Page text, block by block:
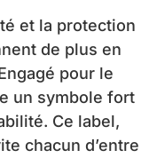
et la protection
de plus en
pour le
un symbole fort
Ce label,
chacun d’entre